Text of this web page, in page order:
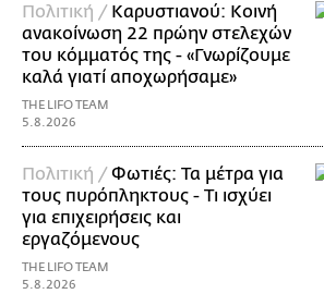
Πολιτική / Καρυστιανού: Κοινή
ανακοίνωση 22 πρώην στελεχών
του κόμματός της - «Γνωρίζουμε
καλά γιατί αποχωρήσαμε»
THE LIFO TEAM
5.8.2026
Πολιτική /Φωτιές: Τα μέτρα για
τους πυρόπληκτους - Τι ισχύει
για επιχειρήσεις και
εργαζόμενους
THE LIFO TEAM
5.8.2026